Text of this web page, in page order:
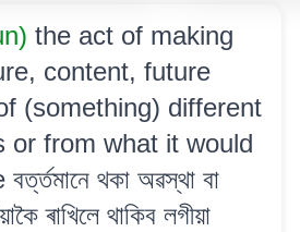
the act of making
content, future
(something) different
or from what it would
থকা অৱস্থা বা
ৰাখিলে থাকিব লগীয়া